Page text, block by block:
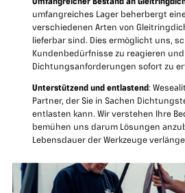
umfangreiches Lager beherbergt
verschiedenen Arten von
lieferbar sind. Dies ermöglicht uns,
Kundenbedürfnisse zu reagieren
Dichtungsanforderungen sofort zu
Unterstützend und entlastend:
Partner, der Sie in Sachen
entlasten kann. Wir verstehen Ihre
bemühen uns darum Lösungen
Lebensdauer der Werkzeuge